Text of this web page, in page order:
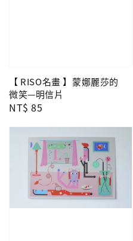
【 RISO名畫 】蒙娜麗莎的
微笑—明信片
Regular
NT$ 85